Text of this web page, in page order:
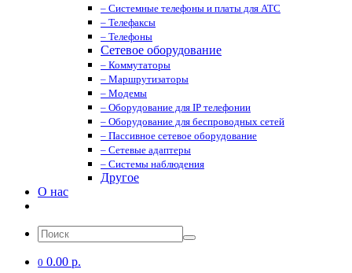
– Системные телефоны и платы для АТС
– Телефаксы
– Телефоны
Сетевое оборудование
– Коммутаторы
– Маршрутизаторы
– Модемы
– Оборудование для IP телефонии
– Оборудование для беспроводных сетей
– Пассивное сетевое оборудование
– Сетевые адаптеры
– Системы наблюдения
Другое
О нас
0 0.00 р.